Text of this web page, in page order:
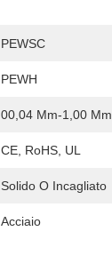
PEWSC
PEWH
00,04 Mm-1,00 Mm
CE, RoHS, UL
Solido O Incagliato
Acciaio